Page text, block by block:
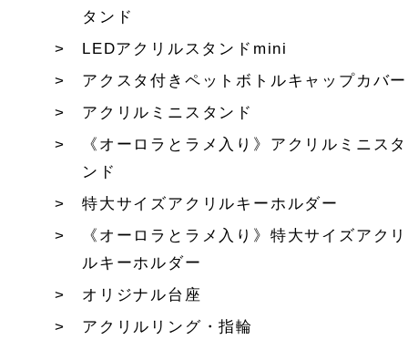
タンド
LEDアクリルスタンドmini
アクスタ付きペットボトルキャップカバー
アクリルミニスタンド
《オーロラとラメ入り》アクリルミニスタ
ンド
特大サイズアクリルキーホルダー
《オーロラとラメ入り》特大サイズアクリ
ルキーホルダー
オリジナル台座
アクリルリング・指輪